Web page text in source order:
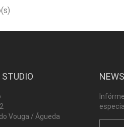
Vouga / Águeda